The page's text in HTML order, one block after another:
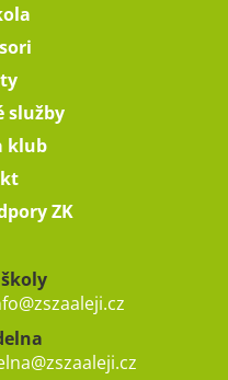
služby
klub
ZK